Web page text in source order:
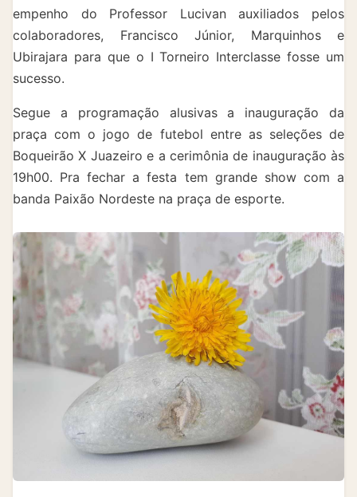
empenho do Professor Lucivan auxiliados pelos
colaboradores, Francisco Júnior, Marquinhos e
Ubirajara para que o I Torneiro Interclasse fosse um
sucesso.
Segue a programação alusivas a inauguração da
praça com o jogo de futebol entre as seleções de
Boqueirão X Juazeiro e a cerimônia de inauguração às
19h00. Pra fechar a festa tem grande show com a
banda Paixão Nordeste na praça de esporte.